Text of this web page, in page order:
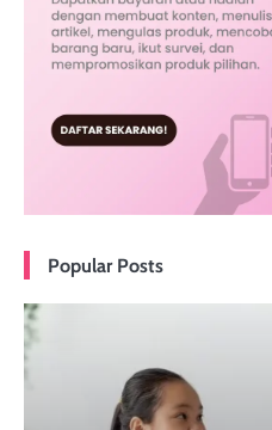
Popular Posts